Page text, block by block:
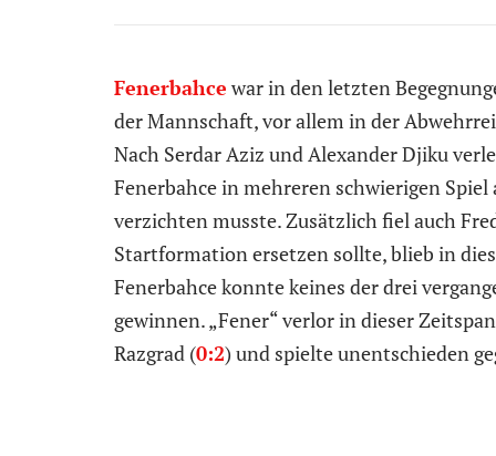
Fenerbahce war in den letzten
der Mannschaft, vor allem in der
Nach Serdar Aziz und Alexander Djiku
Fenerbahce in mehreren schwierigen
verzichten musste. Zusätzlich fiel auch
Startformation ersetzen sollte, blieb in
Fenerbahce konnte keines der drei
gewinnen. „Fener“ verlor in dieser
Razgrad (0:2) und spielte unentschieden